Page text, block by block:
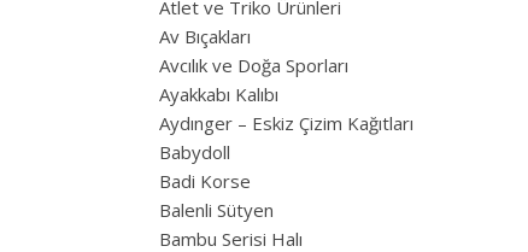
Atlet ve Triko Ürünleri
Av Bıçakları
Avcılık ve Doğa Sporları
Ayakkabı Kalıbı
Aydınger – Eskiz Çizim Kağıtları
Babydoll
Badi Korse
Balenli Sütyen
Bambu Serisi Halı